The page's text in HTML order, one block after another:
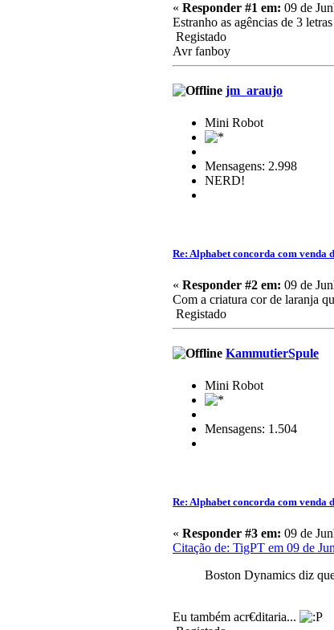
« Responder #1 em: 09 de
Estranho as agências de 3
Registado
Avr fanboy
jm_araujo
Mini Robot
Mensagens: 2.998
NERD!
Re: Alphabet concorda com venda
« Responder #2 em: 09 de
Com a criatura cor de laranja
Registado
KammutierSpule
Mini Robot
Mensagens: 1.504
Re: Alphabet concorda com venda
« Responder #3 em: 09 de
Citação de: TigPT em 09 de
Boston Dynamics diz
Eu também acr€ditaria...